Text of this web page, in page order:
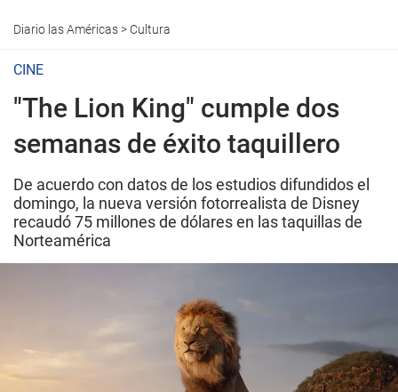
Diario las Américas> Cultura
CINE
"The Lion King" cumple dos
semanas de éxito taquillero
De acuerdo con datos de los estudios difundidos el
domingo, la nueva versión fotorrealista de Disney
recaudó 75 millones de dólares en las taquillas de
Norteamérica